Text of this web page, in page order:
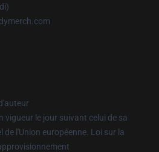
vigueur le jour suivant celui de sa
l'Union européenne. Loi sur la